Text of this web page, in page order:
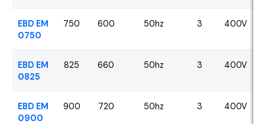
EBD EM
0750
750 600 50hz 3 400V
EBD EM
0825
825 660 50hz 3 400V
EBD EM
0900
900 720 50hz 3 400V